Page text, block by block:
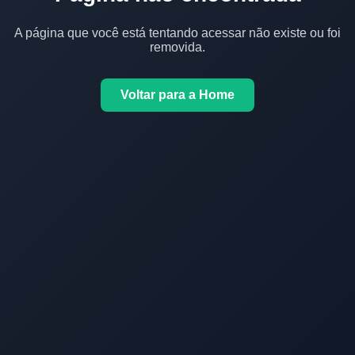
A página que você está tentando acessar não existe ou foi
removida.
Voltar para a Home